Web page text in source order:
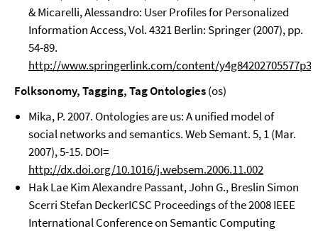
& Micarelli, Alessandro: User Profiles for Personalized
Information Access, Vol. 4321 Berlin: Springer (2007), pp.
54-89.
http://www.springerlink.com/content/
Folksonomy, Tagging, Tag Ontologies(os)
Mika, P. 2007. Ontologies are us: A unified model of
social networks and semantics. Web Semant. 5, 1 (Mar.
2007), 5-15. DOI=
http://dx.doi.org/10.1016/j.websem.2006.11.002
Hak Lae Kim Alexandre Passant, John G., Breslin Simon
Scerri Stefan DeckerICSC Proceedings of the 2008 IEEE
International Conference on Semantic Computing